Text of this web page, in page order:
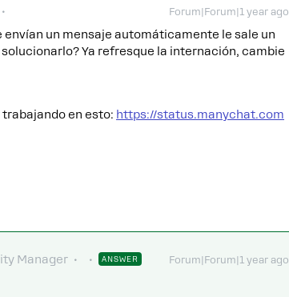
Forum|Forum|1 year ago
envían un mensaje automáticamente le sale un
Ya refresque la internación, cambie
en esto: https://status.manychat.com
Manager ANSWER Forum|Forum|1 year ago